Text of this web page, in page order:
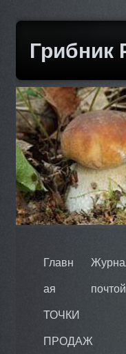
Грибник
Главн
ая
почтой
ТОЧКИ
ПРОДАЖ